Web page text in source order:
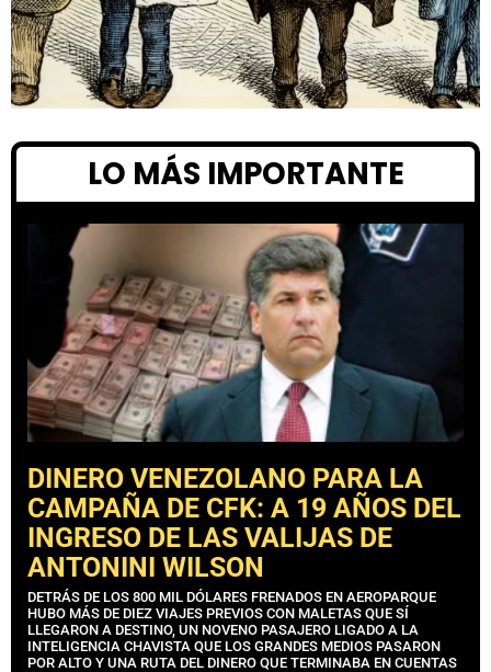
LO MÁS IMPORTANTE
DINERO VENEZOLANO PARA LA
CAMPAÑA DE CFK: A 19 AÑOS DEL
INGRESO DE LAS VALIJAS DE
ANTONINI WILSON
DETRÁS DE LOS 800 MIL DÓLARES FRENADOS EN AEROPARQUE
HUBO MÁS DE DIEZ VIAJES PREVIOS CON MALETAS QUE SÍ
LLEGARON A DESTINO, UN NOVENO PASAJERO LIGADO A LA
INTELIGENCIA CHAVISTA QUE LOS GRANDES MEDIOS PASARON
POR ALTO Y UNA RUTA DEL DINERO QUE TERMINABA EN CUENTAS